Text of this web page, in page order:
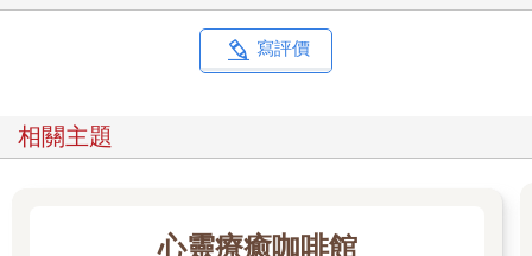
有。
沒有衝突，我們就沒有任何立場。但是，當我們願意投入正面積
極的衝突，就會有滿滿的收穫。就像當初我賭上所有風險，全力
如今，我們已經改寫真人秀的遊戲規則。在一億一千八百多萬觀
人。這一切都是因為當初我願意與電視台正面對決，為堅持自己
寫評價
相關主題
心靈療癒咖啡館